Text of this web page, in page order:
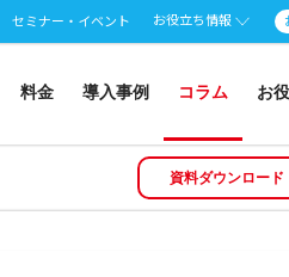
セミナー・イベント お役立ち情報
料金 導入事例 コラム お
資料ダウンロード